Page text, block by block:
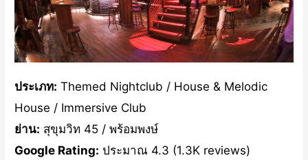
ประเภท: Themed Nightclub / House & Melodic
House / Immersive Club
ย่าน: สุขุมวิท 45 / พร้อมพงษ์
Google Rating: ประมาณ 4.3 (1.3K reviews)